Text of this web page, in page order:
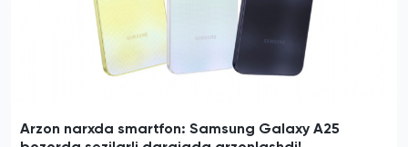
Arzon narxda smartfon: Samsung Galaxy A25